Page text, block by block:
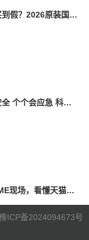
海淘怕买到假？2026原装国产羊奶粉靠谱的正规品牌有哪些？
人人讲安全 个个会应急 科学应对防震避险
直击CBME现场，看懂天猫母婴“造牌”逻辑
ICP备2024094673号